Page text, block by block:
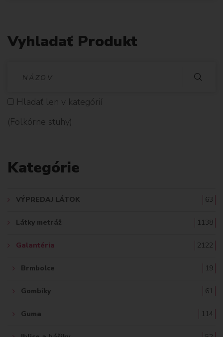
Vyhladať Produkt
D
Hladať len v kategórií
(Folkórne stuhy)
Kategórie
VÝPREDAJ LÁTOK 63
Látky metráž 1138
Galantéria 2122
Brmbolce 19
Gombíky 61
Guma 114